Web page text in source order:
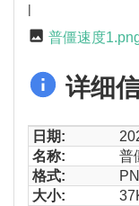
|
普僵速度
详细
日期:
名称:
普
格式:
大小: